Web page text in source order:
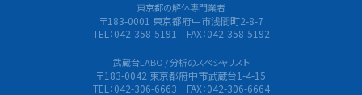
東京都の解体専門業者
〒183-0001 東京都府中市浅間町2-8-7
TEL：042-358-5191 FAX：042-358-5192
武蔵台LABO / 分析のスペシャリスト
〒183-0042 東京都府中市武蔵台1-4-15
TEL：042-306-6663 FAX：042-306-6664